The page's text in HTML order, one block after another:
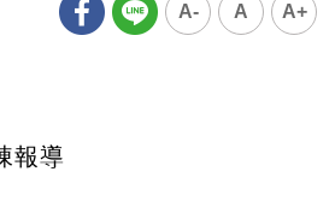
A- A A+
報導